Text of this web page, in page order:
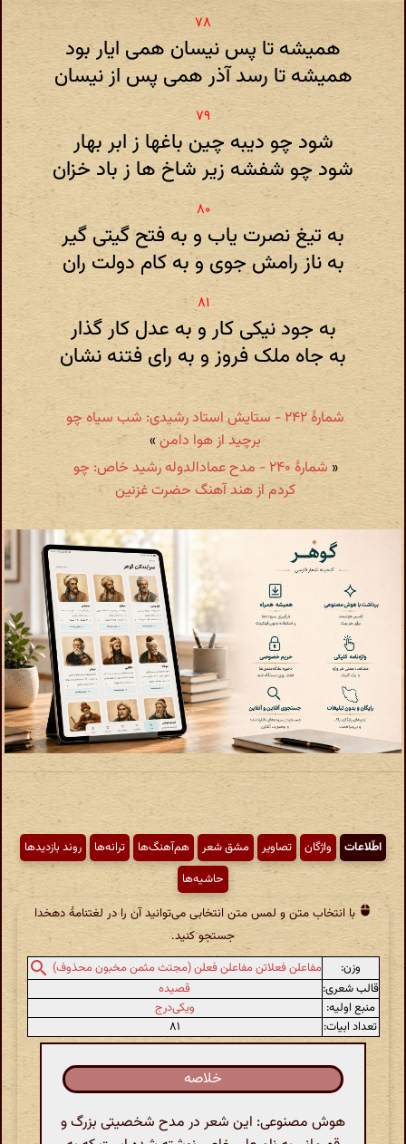
همیشه تا پس نیسان همی ایار بود
همیشه تا رسد آذر همی پس از نیسان
شود چو دیبه چین باغها ز ابر بهار
شود چو شفشه زیر شاخ ها ز باد خزان
به تیغ نصرت یاب و به فتح گیتی گیر
به ناز رامش جوی و به کام دولت ران
به جود نیکی کار و به عدل کار گذار
به جاه ملک فروز و به رای فتنه نشان
شمارهٔ ۲۴۲ - ستایش استاد رشیدی: شب سیاه چو
برچید از هوا دامن»
«
شمارهٔ ۲۴۰ - مدح عمادالدوله رشید خاص: چو
کردم از هند آهنگ حضرت غزنین
اطّلاعات واژگان تصاویر مشق شعر هم‌آهنگ‌ها ترانه‌ها
روند بازدیدها
حاشیه‌ها
با انتخاب متن و لمس متن انتخابی می‌توانید آن را در لغتنامهٔ دهخدا
جستجو کنید.
وزن:
مفاعلن فعلاتن مفاعلن فعلن (مجتث مثمن مخبون محذوف)
قالب شعری:
قصیده
منبع اولیه:
ویکی‌درج
تعداد ابیات:
۸۱
خلاصه
هوش مصنوعی: این شعر در مدح شخصیتی بزرگ و